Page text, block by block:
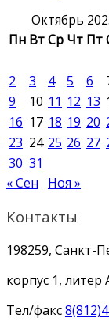
Октябрь
Пн ВтСр Чт Пт
2
3 4 5 6
9
10 11 12 13
16 17 18 19 20
23 24 25 26 27
30 31
« Сен
Ноя »
Контакты
198259, Санкт-
корпус 1, литер
Тел/факс